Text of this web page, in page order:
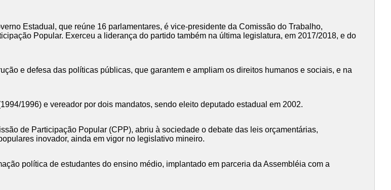
Estadual, que reúne 16 parlamentares, é vice-presidente da Comissão do Trabalho,
Popular. Exerceu a liderança do partido também na última legislatura, em 2017/2018, e do
e defesa das políticas públicas, que garantem e ampliam os direitos humanos e sociais, e na
1996) e vereador por dois mandatos, sendo eleito deputado estadual em 2002.
de Participação Popular (CPP), abriu à sociedade o debate das leis orçamentárias,
inovador, ainda em vigor no legislativo mineiro.
política de estudantes do ensino médio, implantado em parceria da Assembléia com a